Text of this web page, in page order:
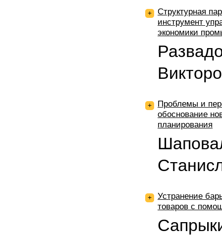
+
Структурная
инструмент
экономики
+
Проблемы и
обоснование
планирования
+
Устранение
товаров с